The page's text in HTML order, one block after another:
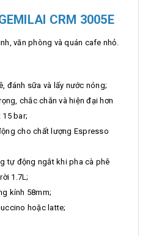
CRM 3005E
văn phòng và quán cafe nhỏ.
đánh sữa và lấy nước nóng;
chắc chắn và hiện đại hơn
15 bar;
cho chất lượng Espresso
tự động ngắt khi pha cà phê
1.7L;
kính 58mm;
hoặc latte;